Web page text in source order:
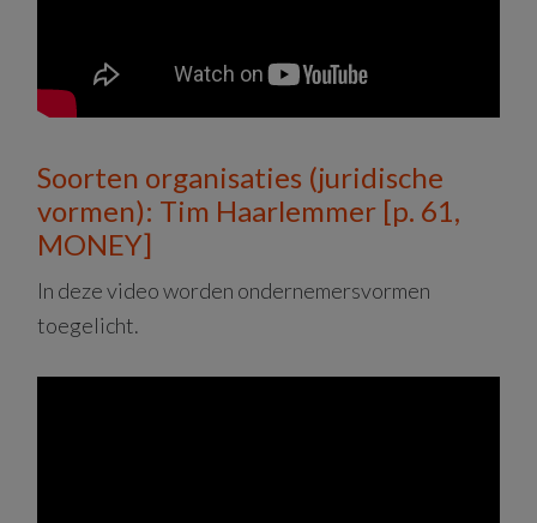
Soorten organisaties (juridische
vormen): Tim Haarlemmer [p. 61,
MONEY]
In deze video worden ondernemersvormen
toegelicht.